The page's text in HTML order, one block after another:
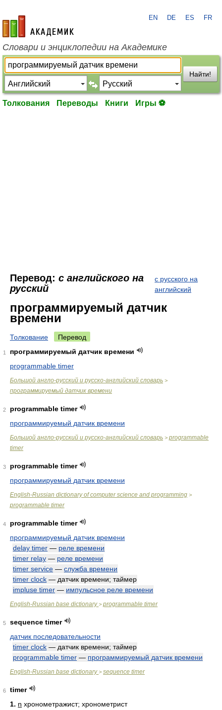
academic.ru
EN DE ES FR
Словари и энциклопедии на Академике
Найти!
Толкования Переводы Книги Игры ⚽
Перевод: с английского на
русский
с русского на
английский
программируемый датчик
времени
Толкование Перевод
1
программируемый датчик времени
programmable timer
Большой англо-русский и русско-английский словарь >
программируемый датчик времени
2
programmable timer
программируемый датчик времени
Большой англо-русский и русско-английский словарь > programmable
timer
3
programmable timer
программируемый датчик времени
English-Russian dictionary of computer science and programming >
programmable timer
4
programmable timer
программируемый датчик времени
delay timer — реле времени
timer relay — реле времени
timer service — служба времени
timer clock — датчик времени; таймер
impluse timer — импульсное реле времени
English-Russian base dictionary> programmable timer
5
sequence timer
датчик последовательности
timer clock — датчик времени; таймер
programmable timer — программируемый датчик времени
English-Russian base dictionary> sequence timer
6
timer
1. n хронометражист; хронометрист